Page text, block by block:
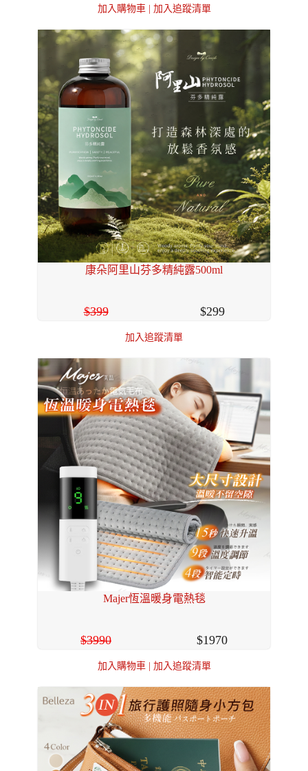
加入購物車 | 加入追蹤清單
康朵阿里山芬多精純露500ml
399 299
加入追蹤清單
Majer恆溫暖身電熱毯
3990 1970
加入購物車 | 加入追蹤清單